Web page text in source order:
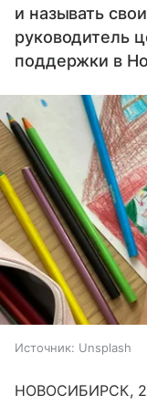
и называть
руководитель
поддержки в
Источник: Unsplash
НОВОСИБИРСК,